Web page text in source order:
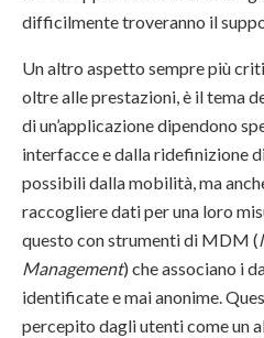
difficilmente troveranno il
Un altro aspetto sempre più
oltre alle prestazioni, è il tema
di un’applicazione dipendono
interfacce e dalla ridefinizione
possibili dalla mobilità, ma
raccogliere dati per una loro
questo con strumenti di MDM (
Management) che associano i
identificate e mai anonime.
percepito dagli utenti come un